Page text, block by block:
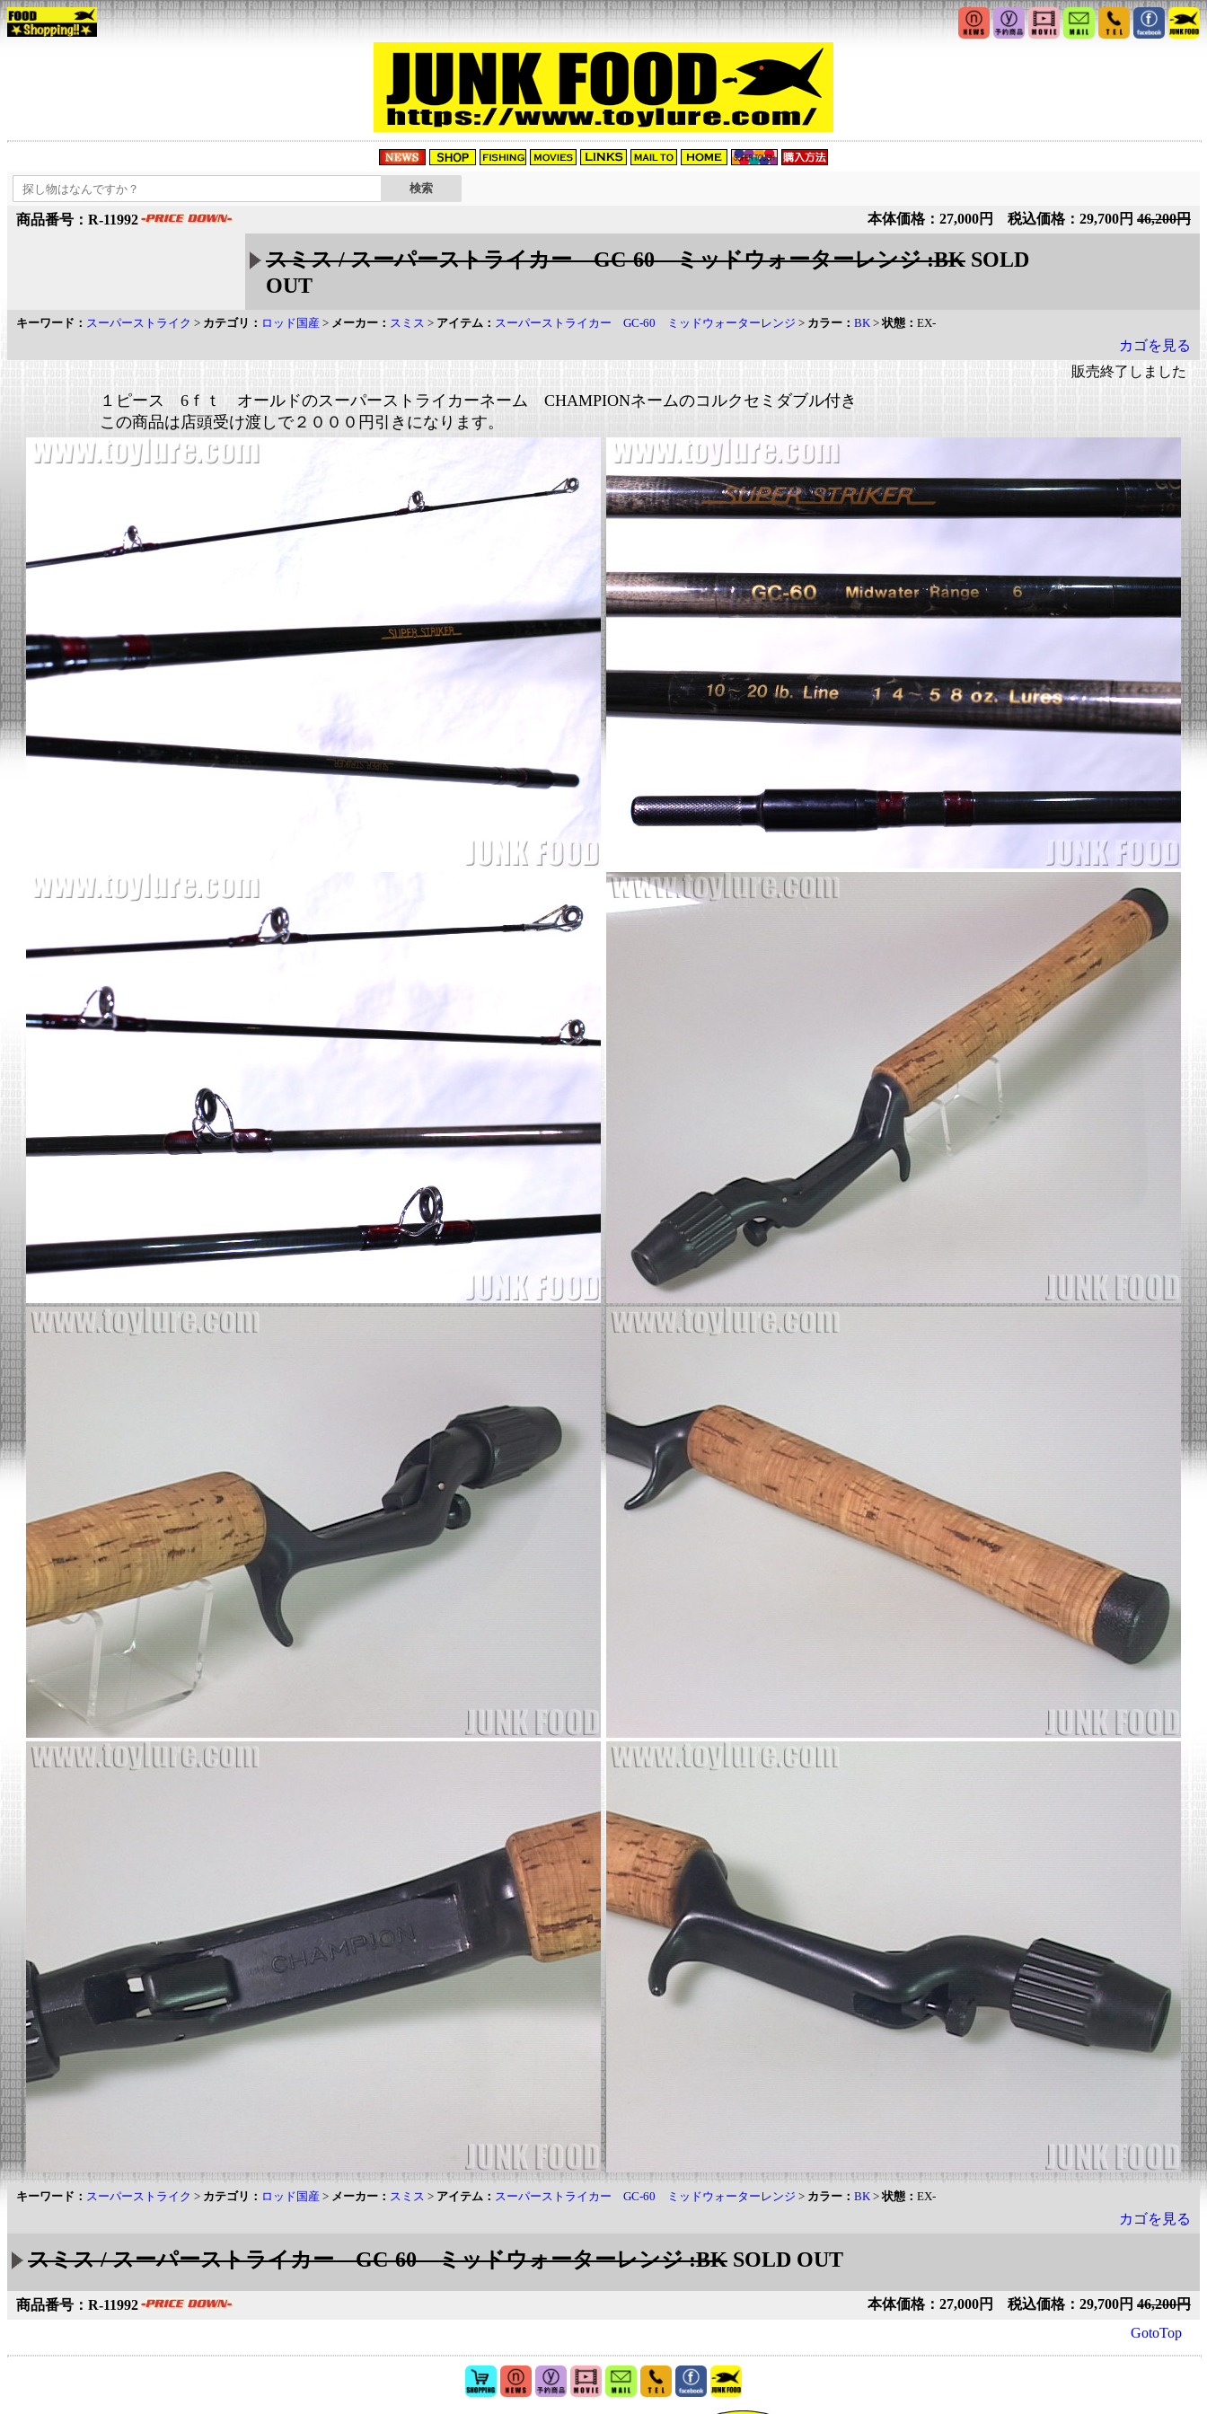
商品番号：R-11992 本体価格：27,000円 税込価格：29,700円 46,200円
スミス / スーパーストライカー GC-60 ミッドウォーターレンジ :BK SOLD
OUT
キーワード： スーパーストライク > カテゴリ： ロッド国産 > メーカー： スミス > アイテム： スーパーストライカー GC-60 ミッドウォーターレンジ > カラー： BK >状態： EX-
カゴを見る
販売終了しました
１ピース 6ｆｔ オールドのスーパーストライカーネーム CHAMPIONネームのコルクセミダブル付き
この商品は店頭受け渡しで２０００円引きになります。
キーワード： スーパーストライク > カテゴリ： ロッド国産 > メーカー： スミス > アイテム： スーパーストライカー GC-60 ミッドウォーターレンジ > カラー： BK >状態： EX-
カゴを見る
スミス / スーパーストライカー GC-60 ミッドウォーターレンジ :BK SOLD OUT
商品番号：R-11992 本体価格：27,000円 税込価格：29,700円 46,200円
GotoTop